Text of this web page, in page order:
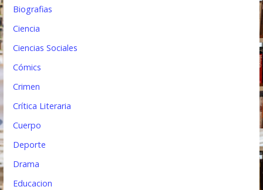
Biografias
Ciencia
Ciencias Sociales
Cómics
Crimen
Crítica Literaria
Cuerpo
Deporte
Drama
Educacion